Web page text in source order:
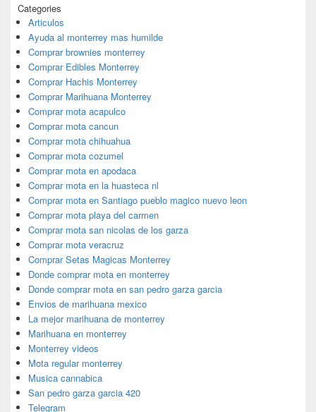
Categories
Articulos
Ayuda al monterrey mas humilde
Comprar brownies monterrey
Comprar Edibles Monterrey
Comprar Hachis Monterrey
Comprar Marihuana Monterrey
Comprar mota acapulco
Comprar mota cancun
Comprar mota chihuahua
Comprar mota cozumel
Comprar mota en apodaca
Comprar mota en la huasteca nl
Comprar mota en Santiago pueblo magico nuevo leon
Comprar mota playa del carmen
Comprar mota san nicolas de los garza
Comprar mota veracruz
Comprar Setas Magicas Monterrey
Donde comprar mota en monterrey
Donde comprar mota en san pedro garza garcia
Envios de marihuana mexico
La mejor marihuana de monterrey
Marihuana en monterrey
Monterrey videos
Mota regular monterrey
Musica cannabica
San pedro garza garcia 420
Telegram